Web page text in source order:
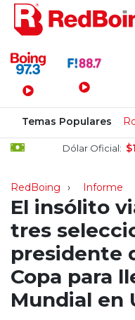
Menú
Temas Populares
Dólar Oficial: $1470 /
RedBoing Informe
El insólito
tres
presidente
Copa para
Mundial en